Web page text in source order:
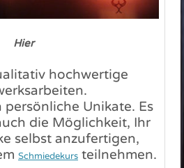
Hier
hochwertige
persönliche Unikate. Es
die Möglichkeit, Ihr
selbst anzufertigen,
Schmiedekurs teilnehmen.